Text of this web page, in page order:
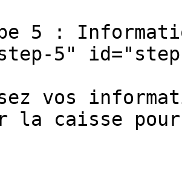
5 :
5"
vos
caisse